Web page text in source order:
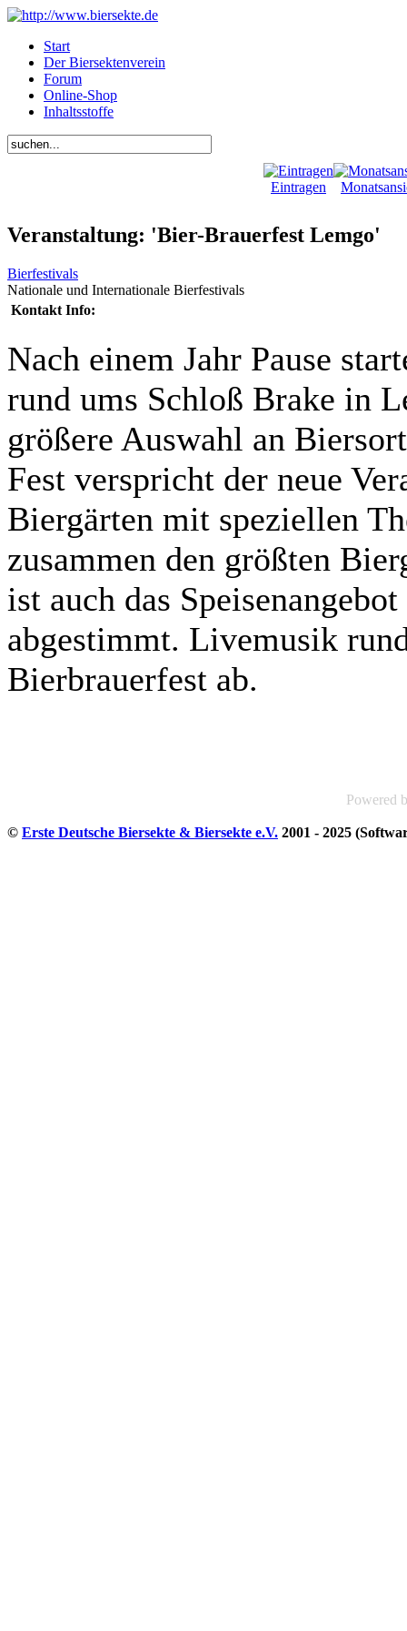
Start
Der Biersektenverein
Forum
Online-Shop
Inhaltsstoffe
Eintragen
Veranstaltung: 'Bier-Brauerfest Lemgo'
Bierfestivals
Nationale und Internationale Bierfestivals
Kontakt Info:
Nach einem Jahr Pause
rund ums Schloß Brake in
größere Auswahl an
Fest verspricht der neue
Biergärten mit speziellen
zusammen den größten
ist auch das
abgestimmt. Livemusik
Bierbrauerfest ab.
Powered
© Erste Deutsche Biersekte & Biersekte e.V. 2001 - 2025